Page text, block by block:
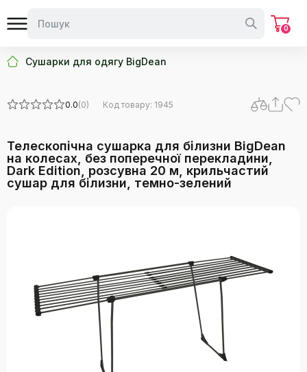
0
Сушарки для одягу BigDean
0.0(0) Код товару: 1945
Телескопічна сушарка для білизни BigDean
на колесах, без поперечної перекладини,
Dark Edition, розсувна 20 м, крильчастий
сушар для білизни, темно-зелений